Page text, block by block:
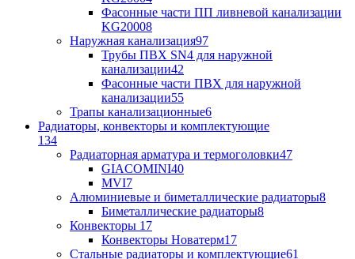
Фасонные части ПП ливневой канализации
KG20008
Наружная канализация97
Трубы ПВХ SN4 для наружной
канализации42
Фасонные части ПВХ для наружной
канализации55
Трапы канализационные6
Радиаторы, конвекторы и комплектующие
134
Радиаторная арматура и термоголовки47
GIACOMINI40
MVI7
Алюминиевые и биметаллические радиаторы8
Биметаллические радиаторы8
Конвекторы 17
Конвекторы Новатерм17
Стальные радиаторы и комплектующие61